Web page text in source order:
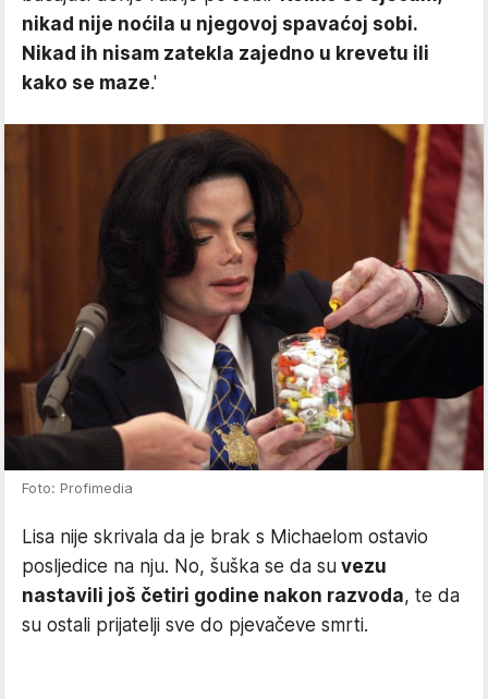
nikad nije noćila u njegovoj spavaćoj sobi.
Nikad ih nisam zatekla zajedno u krevetu ili
kako se maze.'
Foto: Profimedia
Lisa nije skrivala da je brak s Michaelom ostavio
posljedice na nju. No, šuška se da su vezu
nastavili još četiri godine nakon razvoda, te da
su ostali prijatelji sve do pjevačeve smrti.